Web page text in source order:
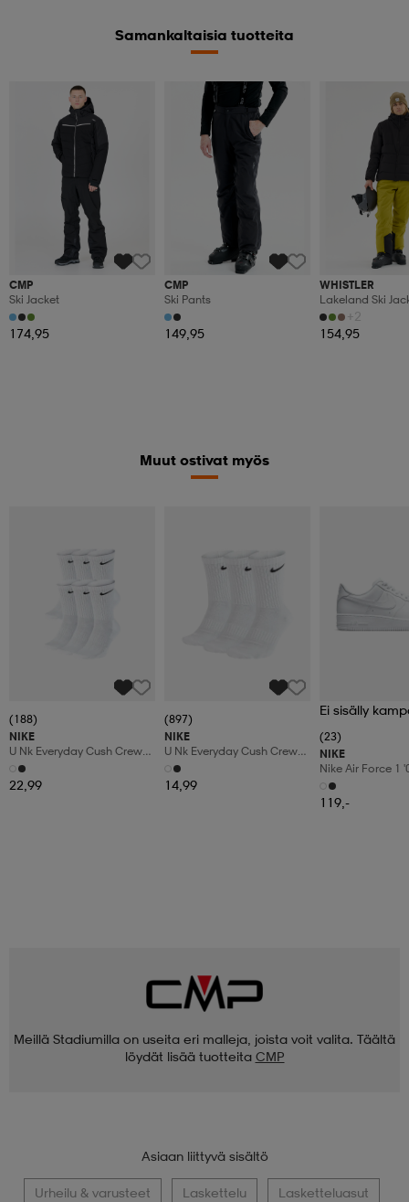
Samankaltaisia tuotteita
CMP
Ski Jacket
174,95
CMP
Ski Pants
149,95
WHISTLER
Lakeland Ski
+2
154,95
Muut ostivat myös
(188)
NIKE
U Nk Everyday Cush Crew
6pr-Bd
22,99
(897)
NIKE
U Nk Everyday Cush Crew
3pr
14,99
Ei sisälly
(23)
NIKE
Nike Air Force 1
Shoes
119,-
Meillä Stadiumilla on useita eri malleja, joista voit valita. Täältä
löydät lisää tuotteita CMP
Asiaan liittyvä sisältö
Urheilu & varusteet Laskettelu Lasketteluasut